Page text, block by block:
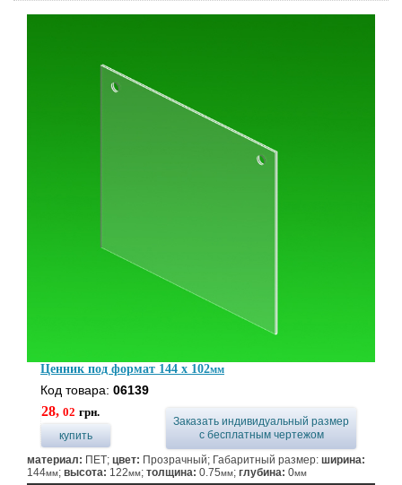
Ценник под формат 144 x 102мм
Код товара: 06139
28, 02 грн.
купить
Заказать индивидуальный размер
с бесплатным чертежом
материал: ПЕТ; цвет: Прозрачный; Габаритный размер: ширина:
144мм; высота: 122мм; толщина: 0.75мм; глубина: 0мм